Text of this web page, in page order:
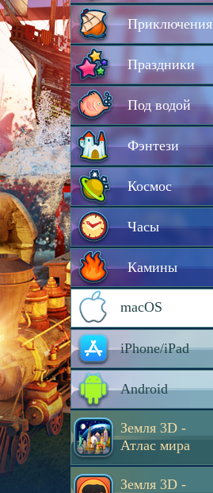
Приключения
Праздники
Под водой
Фэнтези
Космос
Часы
Камины
macOS
iPhone/iPad
Android
Земля 3D -
Атлас мира
Земля 3D -